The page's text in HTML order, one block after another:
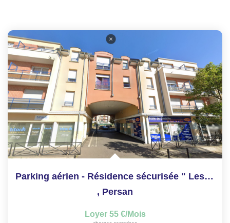
Parking aérien - Résidence sécurisée " Les Clématites"
, Persan
Loyer 55 €/mois